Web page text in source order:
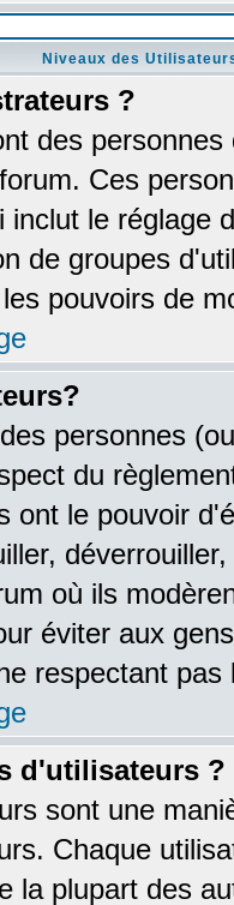
Niveaux des
?
des
Ces
le réglage
de groupes
pouvoirs de
personnes
du
ont le pouvoir
où ils
éviter aux
respectant pas
d'utilisateurs ?
sont une
Chaque
la plupart des